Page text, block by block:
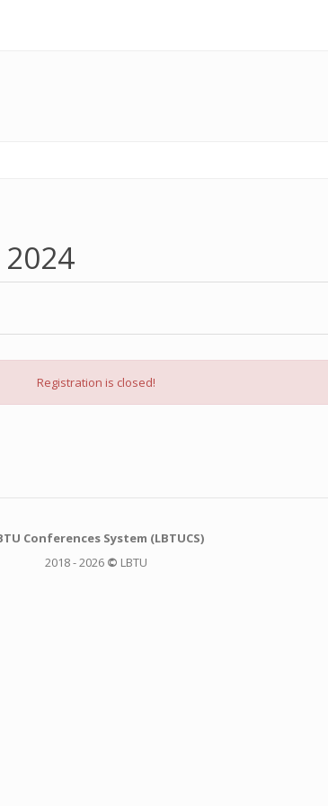
Registration is closed!
Conferences System (LBTUCS)
2018 - 2026 © LBTU